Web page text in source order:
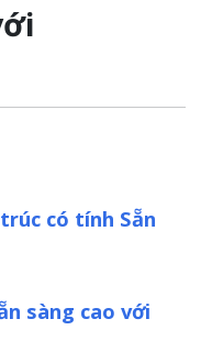
có tính Sẵn
sàng cao với